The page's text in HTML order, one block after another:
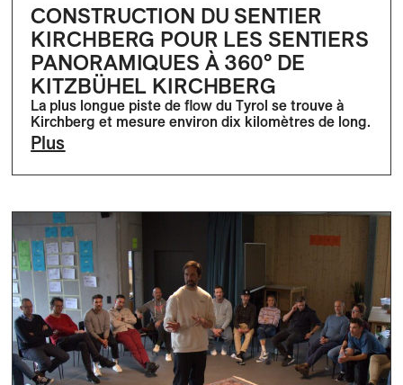
CONSTRUCTION DU SENTIER
KIRCHBERG POUR LES SENTIERS
PANORAMIQUES À 360° DE
KITZBÜHEL KIRCHBERG
La plus longue piste de flow du Tyrol se trouve à
Kirchberg et mesure environ dix kilomètres de long.
Plus